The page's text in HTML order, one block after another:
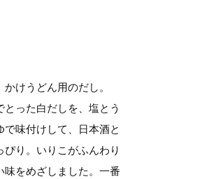
けうどん用のだし。
とった白だしを、塩とう
で味付けして、日本酒と
ぴり。いりこがふんわり
味をめざしました。一番